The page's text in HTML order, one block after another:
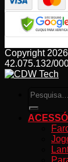
Copyright
42.075.132/
Pesquisar
por: